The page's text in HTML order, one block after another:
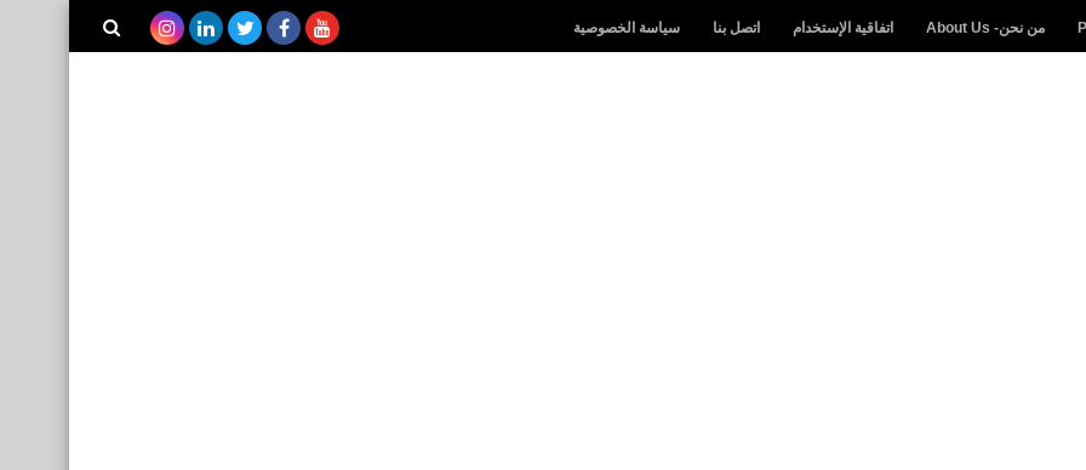
من نحن- About Us اتفاقية الإستخدام اتصل بنا سياسة الخصوصية